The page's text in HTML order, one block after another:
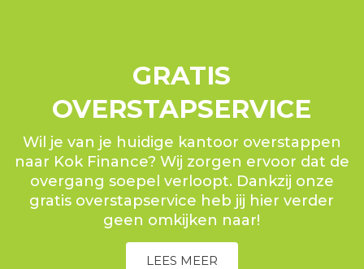
GRATIS
OVERSTAPSERVICE
Wil je van je huidige kantoor overstappen
naar Kok Finance? Wij zorgen ervoor dat de
overgang soepel verloopt. Dankzij onze
gratis overstapservice heb jij hier verder
geen omkijken naar!
LEES MEER